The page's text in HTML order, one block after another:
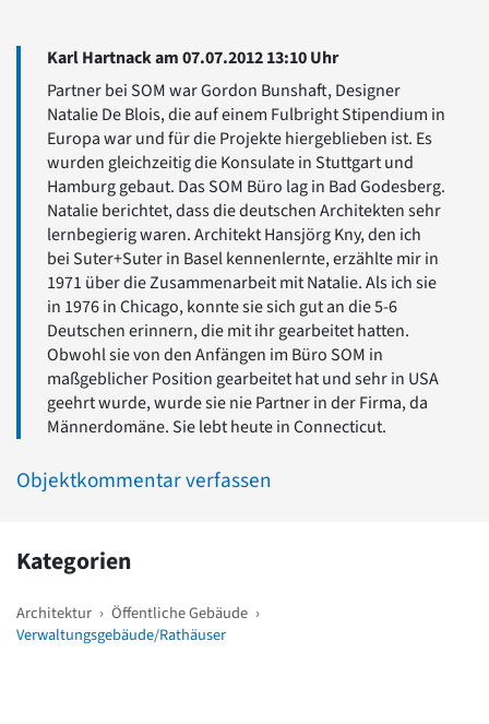
Karl Hartnack am 07.07.2012 13:10 Uhr
Partner bei SOM war Gordon Bunshaft, Designer
Natalie De Blois, die auf einem Fulbright Stipendium in
Europa war und für die Projekte hiergeblieben ist. Es
wurden gleichzeitig die Konsulate in Stuttgart und
Hamburg gebaut. Das SOM Büro lag in Bad Godesberg.
Natalie berichtet, dass die deutschen Architekten sehr
lernbegierig waren. Architekt Hansjörg Kny, den ich
bei Suter+Suter in Basel kennenlernte, erzählte mir in
1971 über die Zusammenarbeit mit Natalie. Als ich sie
in 1976 in Chicago, konnte sie sich gut an die 5-6
Deutschen erinnern, die mit ihr gearbeitet hatten.
Obwohl sie von den Anfängen im Büro SOM in
maßgeblicher Position gearbeitet hat und sehr in USA
geehrt wurde, wurde sie nie Partner in der Firma, da
Männerdomäne. Sie lebt heute in Connecticut.
Objektkommentar verfassen
Kategorien
Architektur › Öffentliche Gebäude ›
Verwaltungsgebäude/Rathäuser